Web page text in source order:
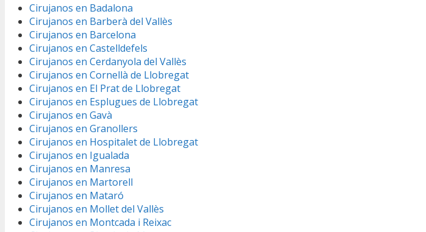
Cirujanos en Badalona
Cirujanos en Barberà del Vallès
Cirujanos en Barcelona
Cirujanos en Castelldefels
Cirujanos en Cerdanyola del Vallès
Cirujanos en Cornellà de Llobregat
Cirujanos en El Prat de Llobregat
Cirujanos en Esplugues de Llobregat
Cirujanos en Gavà
Cirujanos en Granollers
Cirujanos en Hospitalet de Llobregat
Cirujanos en Igualada
Cirujanos en Manresa
Cirujanos en Martorell
Cirujanos en Mataró
Cirujanos en Mollet del Vallès
Cirujanos en Montcada i Reixac